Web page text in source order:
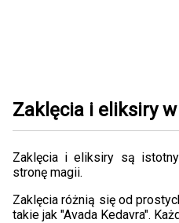
Zaklęcia i eliksiry
Zaklęcia i eliksiry są
stronę magii.
Zaklęcia różnią się od
takie jak "Avada Kedavra".